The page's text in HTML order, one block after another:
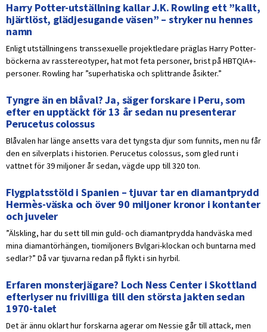
Harry Potter-utställning kallar J.K. Rowling ett ”kallt,
hjärtlöst, glädjesugande väsen” – stryker nu hennes
namn
Enligt utställningens transsexuelle projektledare präglas Harry Potter-
böckerna av rasstereotyper, hat mot feta personer, brist på HBTQIA+-
personer. Rowling har ”superhatiska och splittrande åsikter.”
Tyngre än en blåval? Ja, säger forskare i Peru, som
efter en upptäckt för 13 år sedan nu presenterar
Perucetus colossus
Blåvalen har länge ansetts vara det tyngsta djur som funnits, men nu får
den en silverplats i historien. Perucetus colossus, som gled runt i
vattnet för 39 miljoner år sedan, vägde upp till 320 ton.
Flygplatsstöld i Spanien – tjuvar tar en diamantprydd
Hermès-väska och över 90 miljoner kronor i kontanter
och juveler
”Älskling, har du sett till min guld- och diamantprydda handväska med
mina diamantörhängen, tiomiljoners Bvlgari-klockan och buntarna med
sedlar?” Då var tjuvarna redan på flykt i sin hyrbil.
Erfaren monsterjägare? Loch Ness Center i Skottland
efterlyser nu frivilliga till den största jakten sedan
1970-talet
Det är ännu oklart hur forskarna agerar om Nessie går till attack, men